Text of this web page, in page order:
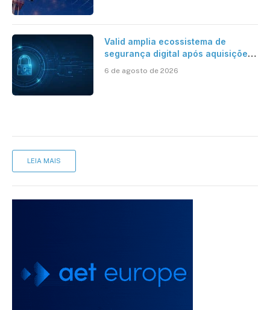
Valid amplia ecossistema de
segurança digital após aquisições
6 de agosto de 2026
LEIA MAIS